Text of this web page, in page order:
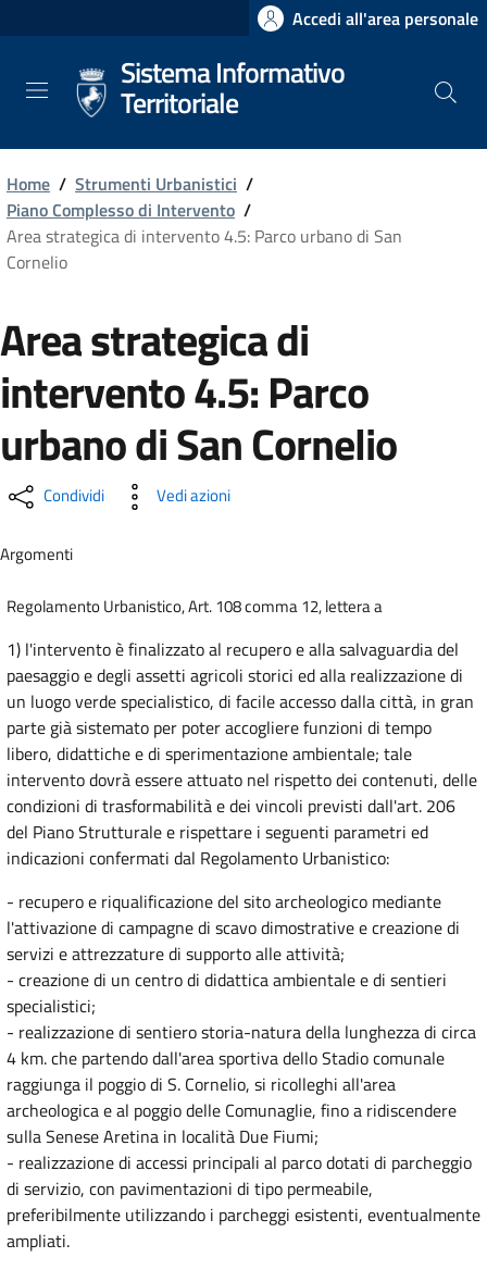
al
principale
Accedi all'area personale
Sistema Informativo
Territoriale
Home / Strumenti Urbanistici /
Piano Complesso di Intervento /
Area strategica di intervento 4.5: Parco urbano di San
Cornelio
Area strategica di
intervento 4.5: Parco
urbano di San Cornelio
Condividi Vedi azioni
Argomenti
Regolamento Urbanistico, Art. 108 comma 12, lettera a
1) l'intervento è finalizzato al recupero e alla salvaguardia del
paesaggio e degli assetti agricoli storici ed alla realizzazione di
un luogo verde specialistico, di facile accesso dalla città, in gran
parte già sistemato per poter accogliere funzioni di tempo
libero, didattiche e di sperimentazione ambientale; tale
intervento dovrà essere attuato nel rispetto dei contenuti, delle
condizioni di trasformabilità e dei vincoli previsti dall'art. 206
del Piano Strutturale e rispettare i seguenti parametri ed
indicazioni confermati dal Regolamento Urbanistico:
- recupero e riqualificazione del sito archeologico mediante
l'attivazione di campagne di scavo dimostrative e creazione di
servizi e attrezzature di supporto alle attività;
- creazione di un centro di didattica ambientale e di sentieri
specialistici;
- realizzazione di sentiero storia-natura della lunghezza di circa
4 km. che partendo dall'area sportiva dello Stadio comunale
raggiunga il poggio di S. Cornelio, si ricolleghi all'area
archeologica e al poggio delle Comunaglie, fino a ridiscendere
sulla Senese Aretina in località Due Fiumi;
- realizzazione di accessi principali al parco dotati di parcheggio
di servizio, con pavimentazioni di tipo permeabile,
preferibilmente utilizzando i parcheggi esistenti, eventualmente
ampliati.